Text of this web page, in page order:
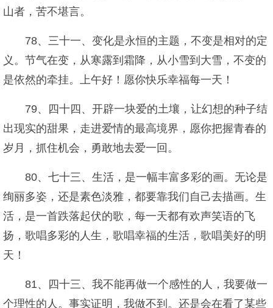
山者，苦不堪言。
78、三十一、变化是永恒的主题，不变是相对的定
义。节气在变，从寒露到霜降，从小雪到大雪，不变的
是依然的牵挂。上午好！愿你快乐幸福每一天！
79、四十四、开辟一块爱的土壤，让幻想的种子结
出现实的甜果，走进爱情的最高境界，愿你把握青春的
岁月，抓住机会，勇敢地去爱一回。
80、七十三、生活，是一幅丰富多彩的画。无论是
绚丽多姿，还是素色淡雅，都要靠我们自己去描画。生
活，是一首跌落起伏的歌，每一天都有欢声笑语的飞
扬，歌唱多彩的人生，歌唱幸福的生活，歌唱美好的明
天！
81、四十三、我不能再做一个感性的人，我要做一
个理性的人。事实证明，我做不到。还是会在看了某些